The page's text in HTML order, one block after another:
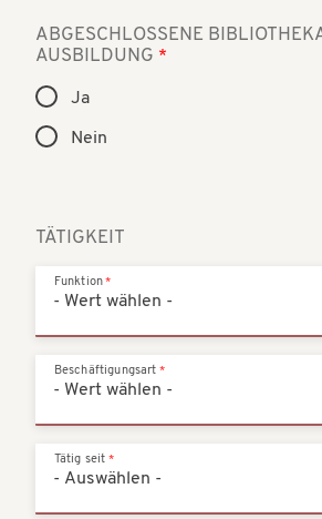
ABGESCHLOSSENE
AUSBILDUNG
Ja
Nein
TÄTIGKEIT
Funktion
Beschäftigungsart
Tätig seit